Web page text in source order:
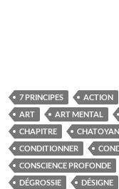
7 PRINCIPES ACTION
ART
ART MENTAL
CHAPITRE
CONDITIONNER
CONSCIENCE PROFONDE
DÉGROSSIE
DÉSIGNE